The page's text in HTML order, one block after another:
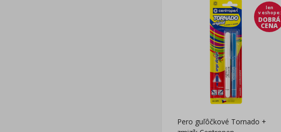
len
v eshope:
DOBRÁ
CENA
Pero guľôčkové Tornado +